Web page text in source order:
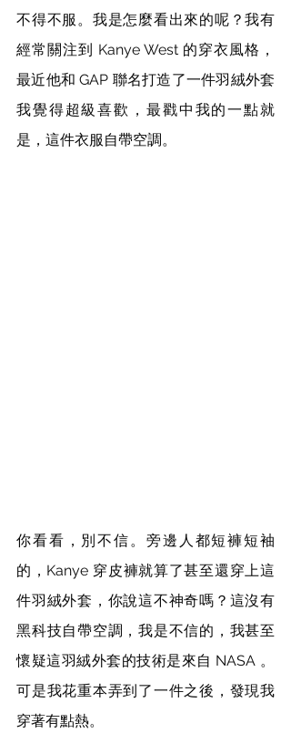
不得不服。我是怎麼看出來的呢？我有
經常關注到 Kanye West 的穿衣風格，
最近他和 GAP 聯名打造了一件羽絨外套
我覺得超級喜歡，最戳中我的一點就
是，這件衣服自帶空調。
你看看，別不信。旁邊人都短褲短袖
的，Kanye 穿皮褲就算了甚至還穿上這
件羽絨外套，你說這不神奇嗎？這沒有
黑科技自帶空調，我是不信的，我甚至
懷疑這羽絨外套的技術是來自 NASA 。
可是我花重本弄到了一件之後，發現我
穿著有點熱。